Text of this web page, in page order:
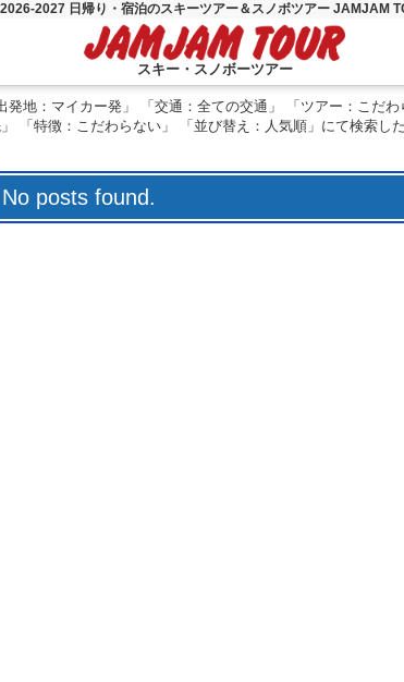
2026-2027 日帰り・宿泊のスキーツアー＆スノボツアー JAMJAM
スキー・スノボーツアー
発地：マイカー発」 「交通：全ての交通」 「ツアー：こだ
「特徴：こだわらない」 「並び替え：人気順」にて検索し
No posts found.